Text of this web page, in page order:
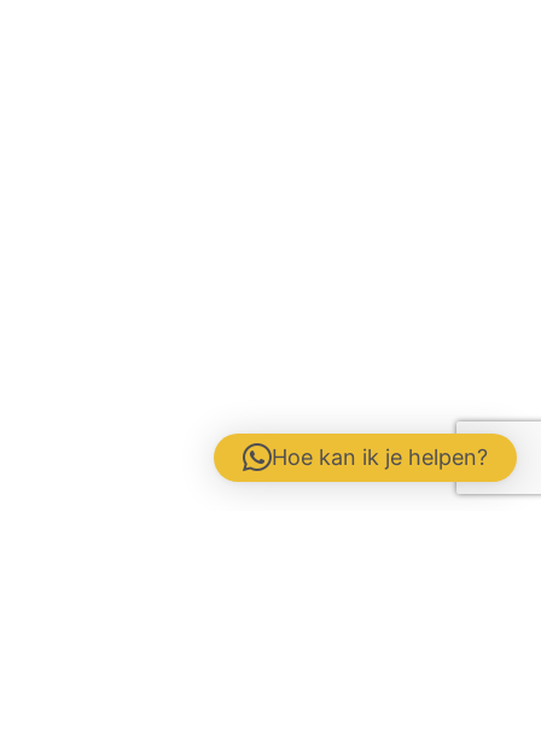
Hoe kan ik je helpen?